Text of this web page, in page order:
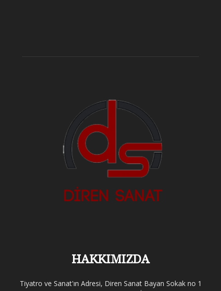
HAKKIMIZDA
Tiyatro ve Sanat'ın Adresi, Diren Sanat Bayan Sokak no 1